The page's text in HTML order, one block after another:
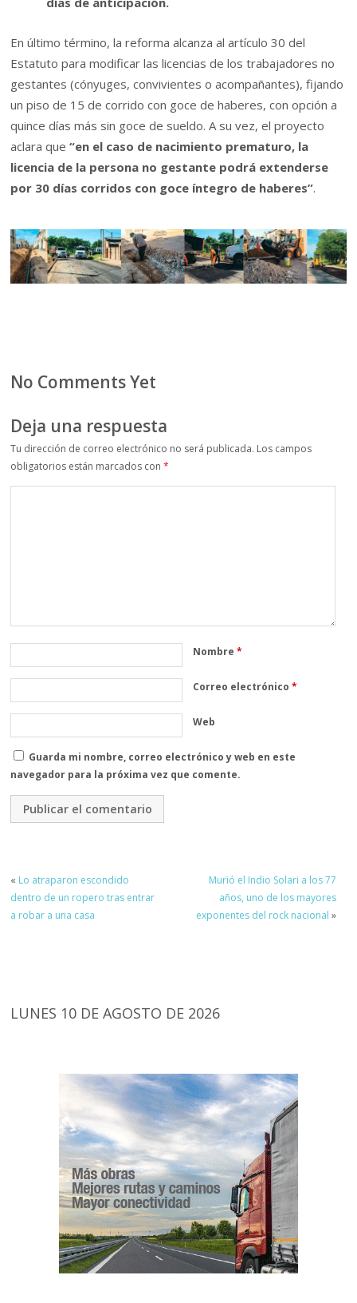
En último término, la reforma alcanza al artículo 30 del
Estatuto para modificar las licencias de los trabajadores no
gestantes (cónyuges, convivientes o acompañantes), fijando
un piso de 15 de corrido con goce de haberes, con opción a
quince días más sin goce de sueldo. A su vez, el proyecto
aclara que“en el caso de nacimiento prematuro, la
licencia de la persona no gestante podrá extenderse
por 30 días corridos con goce íntegro de haberes”.
No Comments Yet
Deja una respuesta
Tu dirección de correo electrónico no será publicada. Los campos
obligatorios están marcados con*
Nombre*
Correo electrónico*
Web
Guarda mi nombre, correo electrónico y web en este
navegador para la próxima vez que comente.
« Lo atraparon escondido
dentro de un ropero tras entrar
a robar a una casa
Murió el Indio Solari a los 77
años, uno de los mayores
exponentes del rock nacional »
LUNES 10 DE AGOSTO DE 2026